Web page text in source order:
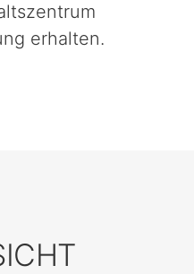
erhalten.